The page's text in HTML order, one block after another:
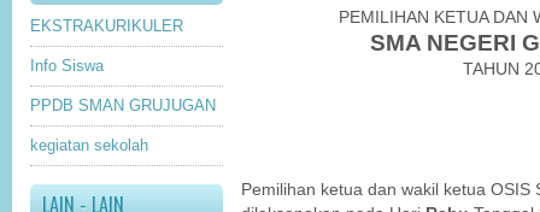
EKSTRAKURIKULER
Info Siswa
PPDB SMAN GRUJUGAN
kegiatan sekolah
LAIN - LAIN
PEMILIHAN KETUA DAN
SMA NEGERI
TAHUN
Pemilihan ketua dan wakil ketua OSIS